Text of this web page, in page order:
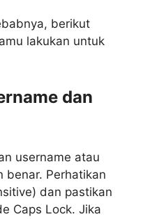
berikut
lakukan untuk
dan
username atau
benar. Perhatikan
dan pastikan
Caps Lock. Jika